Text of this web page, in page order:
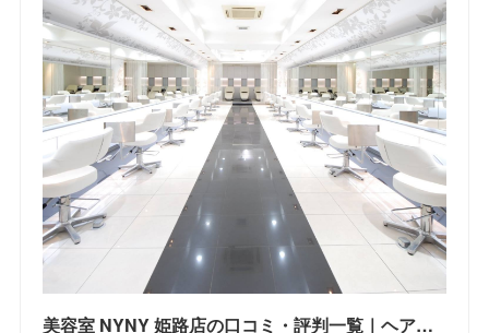
美容室 NYNY 姫路店の口コミ・評判一覧｜ヘアサロン・美容院｜ニューヨークニューヨーク